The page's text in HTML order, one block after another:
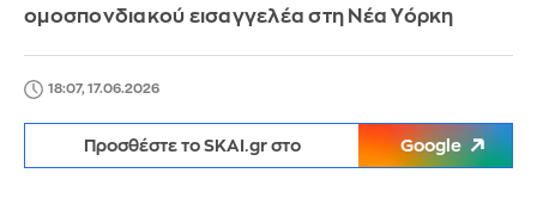
ομοσπονδιακού εισαγγελέα στη Νέα Υόρκη
18:07, 17.06.2026
Προσθέστε το SKAI.gr στο Google